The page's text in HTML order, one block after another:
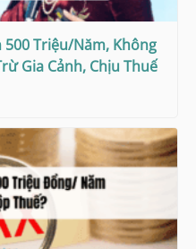
Triệu/Năm, Không
Gia Cảnh, Chịu Thuế